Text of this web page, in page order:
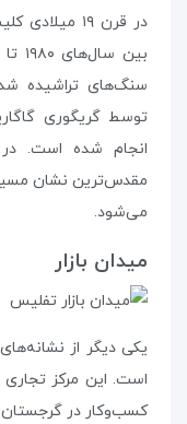
در قرن ۱۹
سنگ‌های تراشیده
انجام شده است.
مقدس‌ترین نشان
می‌شود.
میدان بازار
یکی دیگر از نشانه‌های
است. این مرکز
کسب‌و‌کار در گرجستان